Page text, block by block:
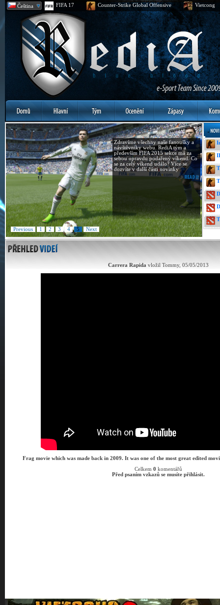
Čeština FIFA 17 Counter-Strike Global Offensive Vietcong
Zdravíme všechny naše fanoušky a
návštěvníky webu. RediA tým a
především FIFA 2015 sekce má za
sebou opravdu podařený víkend. Co
se za celý víkend událo? Více se
dozvíte v další části novinky.
Previous 1 2 3 4 5 Next
Carrera Rapida vložil Tommy, 05/05/2013
Frag movie which was made back in 2009. It was one of the most great edited
Celkem 0 komentářů
Před psaním vzkazů se musíte přihlásit.